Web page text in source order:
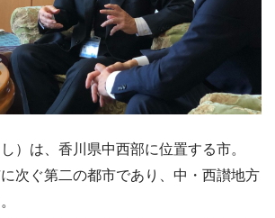
）は、香川県中西部に位置する市。
次ぐ第二の都市であり、中・西讃地方